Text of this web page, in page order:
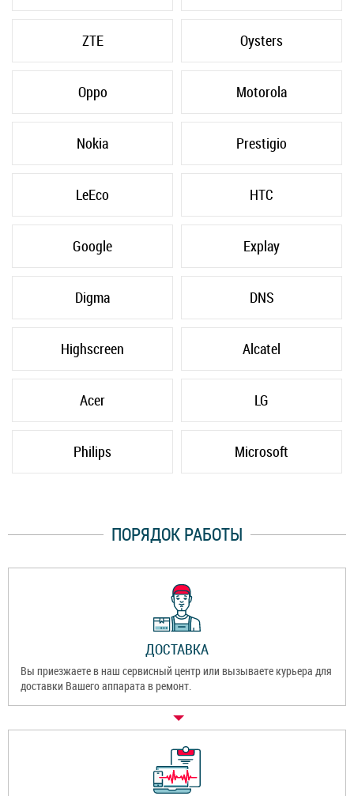
ZTE Oysters
Oppo Motorola
Nokia Prestigio
LeEco HTC
Google Explay
Digma DNS
Highscreen Alcatel
Acer LG
Philips Microsoft
ПОРЯДОК РАБОТЫ
ДОСТАВКА
Вы приезжаете в наш сервисный центр или вызываете курьера для
доставки Вашего аппарата в ремонт.